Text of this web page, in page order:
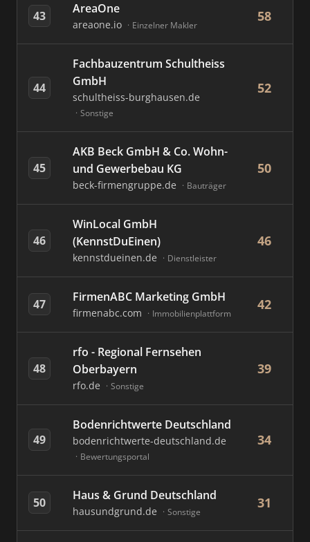
43 AreaOne
areaone.io Einzelner Makler
58
44
Fachbauzentrum Schultheiss
GmbH
schultheiss-burghausen.de
Sonstige
52
45
AKB Beck GmbH & Co. Wohn-
und Gewerbebau KG
beck-firmengruppe.de Bauträger
50
46
WinLocal GmbH
(KennstDuEinen)
kennstdueinen.de Dienstleister
46
47 FirmenABC Marketing GmbH
firmenabc.com Immobilienplattform
42
48
rfo - Regional Fernsehen
Oberbayern
rfo.de Sonstige
39
49
Bodenrichtwerte Deutschland
bodenrichtwerte-deutschland.de
Bewertungsportal
34
50 Haus & Grund Deutschland
hausundgrund.de Sonstige
31